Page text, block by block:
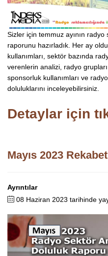
Sizler için temmuz ayının
raporunu hazırladık. Her ay
kullanımları, sektör bazında
verenlerin analizi, radyo
sponsorluk kullanımları ve
doluluklarını inceleyebilirsiniz.
Detaylar için
Mayıs 2023
Ayrıntılar
08 Haziran 2023 tarihinde